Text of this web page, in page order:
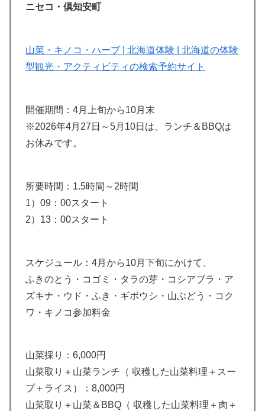
ニセコ・倶知安町
山菜・キノコ・ハーブ | 北海道体験 | 北海道の体験
型観光・アクティビティの検索予約サイト
開催期間：4月上旬から10月末
※2026年4月27日～5月10日は、ランチ＆BBQは
お休みです。
所要時間：1.5時間～2時間
1）09：00スタート
2）13：00スタート
スケジュール：4月から10月下旬にかけて、
ふきのとう・コゴミ・タラの芽・コシアブラ・ア
ズキナ・ウド・ふき・ギボウシ・山ぶどう・コク
ワ・キノコ参加料金
山菜採り：6,000円
山菜取り＋山菜ランチ（ 収穫した山菜料理＋スー
プ＋ライス）：8,000円
山菜取り＋山菜＆BBQ（ 収穫した山菜料理＋肉＋